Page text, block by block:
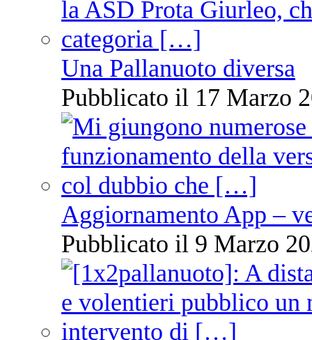
Una Pallanuoto diversa
Pubblicato il 17 Marzo
Aggiornamento App –
Pubblicato il 9 Marzo